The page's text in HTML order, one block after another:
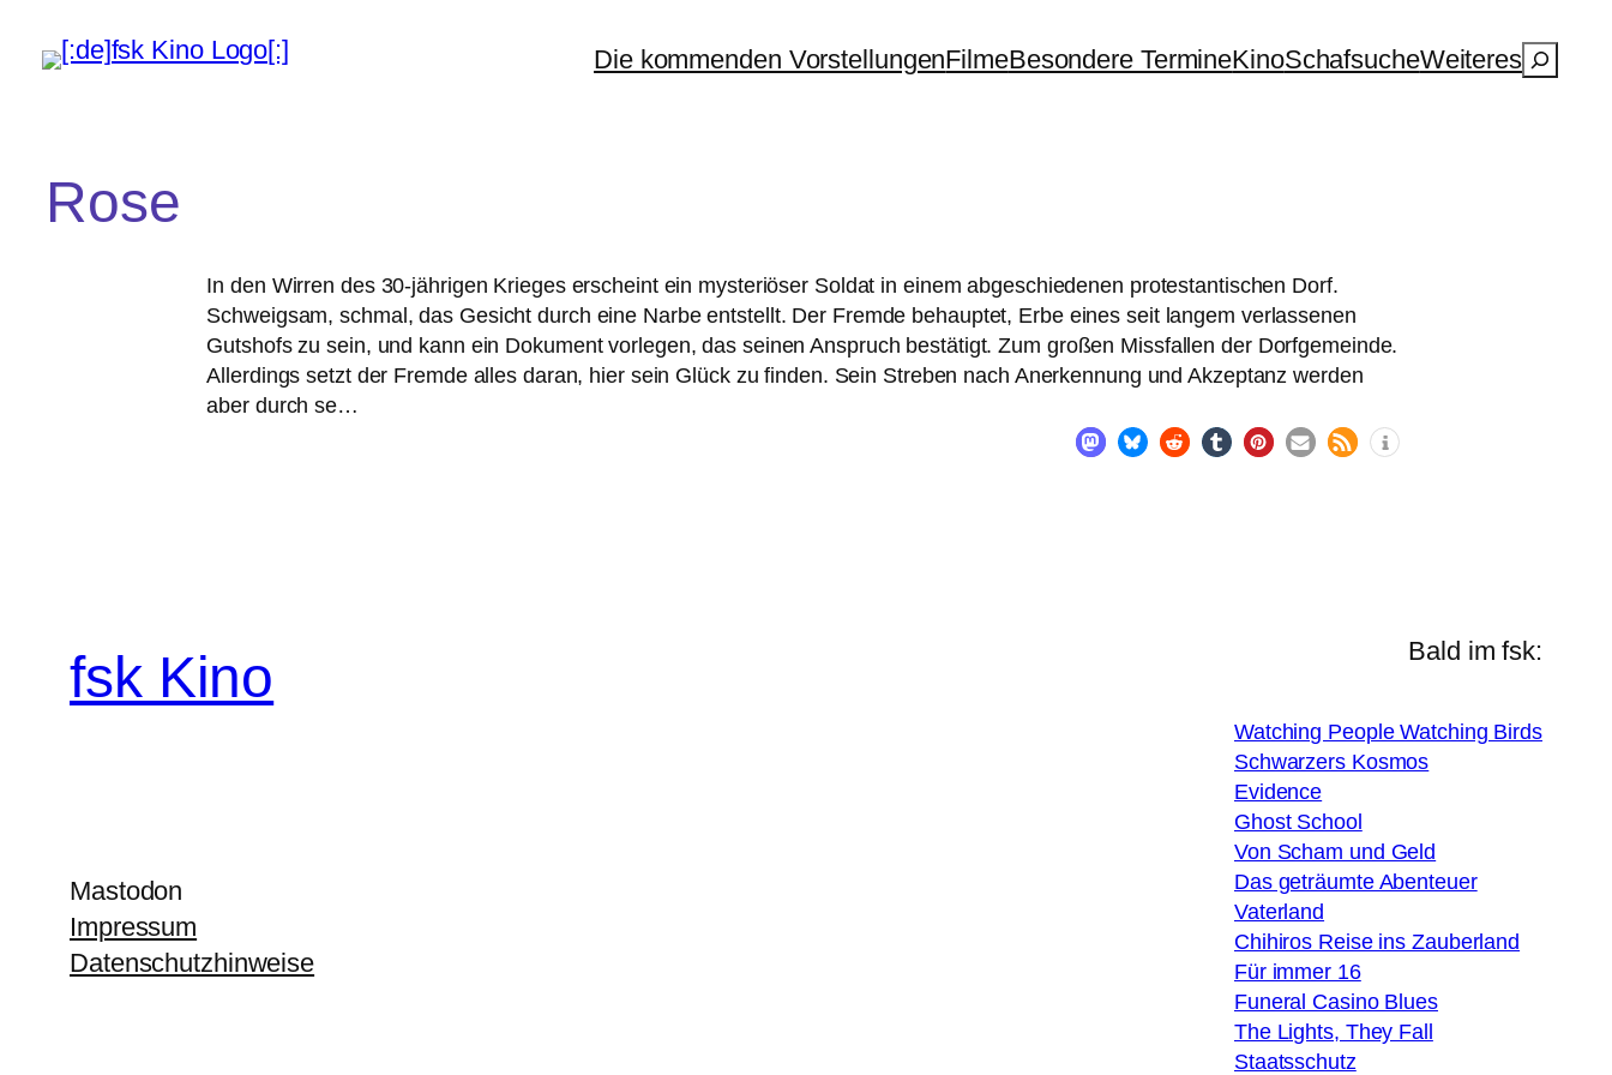
Die kommenden VorstellungenFilmeBesondere TermineKinoSchafsucheWeiteresSuchen
Rose
In den Wirren des 30-jäh­ri­gen Krieges erscheint ein mys­te­riö­ser Soldat in einem abge­schie­de­nen pro­tes­tan­ti­schen Dorf.
Schweigsam, schmal, das Gesicht durch eine Narbe ent­stellt. Der Fremde behaup­tet, Erbe eines seit lan­gem ver­las­se­nen
Gutshofs zu sein, und kann ein Dokument vor­le­gen, das sei­nen Anspruch bestä­tigt. Zum gro­ßen Missfallen der Dorfgemeinde.
Allerdings setzt der Fremde alles dar­an, hier sein Glück zu fin­den. Sein Streben nach Anerkennung und Akzeptanz wer­den
aber durch se…
fsk Kino
Mastodon
Impressum
Datenschutzhinweise
Bald im fsk:
Watching People Watching Birds
Schwarzers Kosmos
Evidence
Ghost School
Von Scham und Geld
Das geträumte Abenteuer
Vaterland
Chihiros Reise ins Zauberland
Für immer 16
Funeral Casino Blues
The Lights, They Fall
Staatsschutz